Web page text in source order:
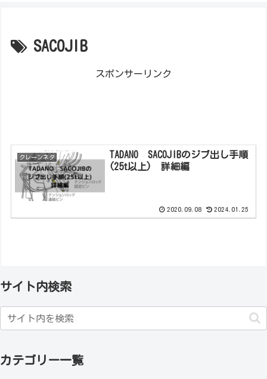
SACOJIB
スポンサーリンク
クレーンネタ
TADANO SACOJIBのジブ出し手順
(25t以上) 詳細編
2020.09.08 2024.01.25
サイト内検索
カテゴリー一覧